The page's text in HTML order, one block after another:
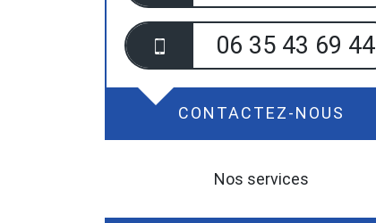
06 35 43 69 44
CONTACTEZ-NOUS
Nos services